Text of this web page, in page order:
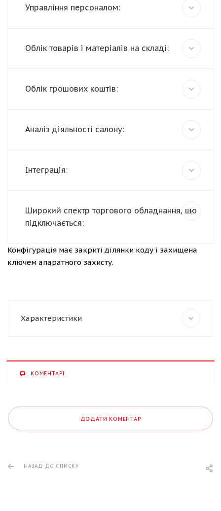
Управління персоналом:
Облік товарів і матеріалів на складі:
Облік грошових коштів:
Аналіз діяльності салону:
Інтеграція:
Широкий спектр торгового обладнання, що
підключається:
Конфігурація має закриті ділянки коду і захищена
ключем апаратного захисту.
Характеристики
КОМЕНТАРІ
ДОДАТИ КОМЕНТАР
НАЗАД ДО СПИСКУ